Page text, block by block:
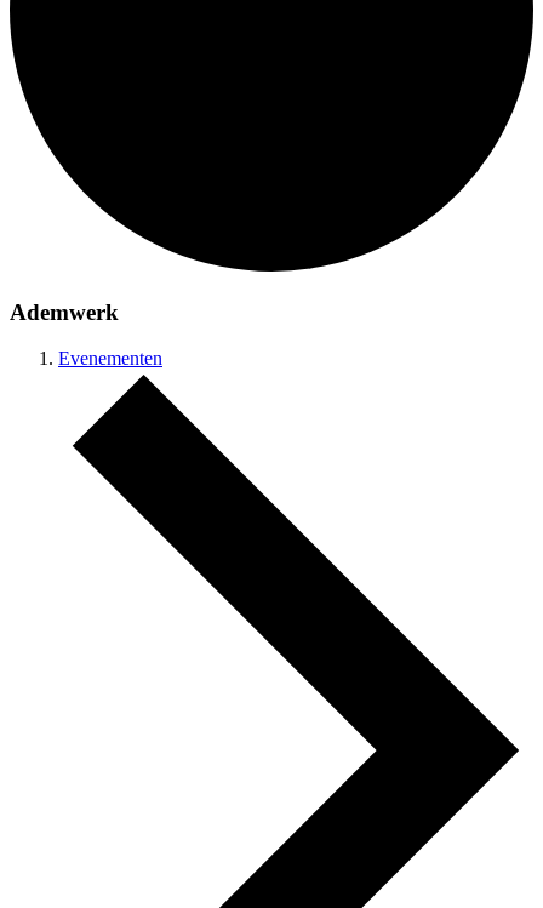
Ademwerk
Evenementen